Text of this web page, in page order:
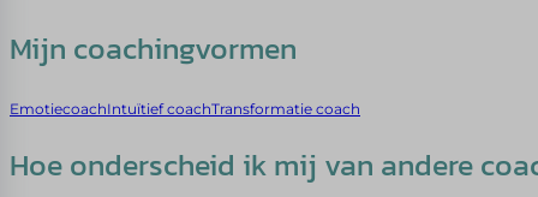
Mijn coachingvormen
EmotiecoachIntuïtief coachTransformatie coach
Hoe onderscheid ik mij van andere